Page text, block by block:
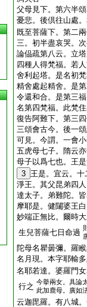
父母見下。第六半
憂悲。後倶往山處
既至菩薩下。第二
三。初半盡哀哭。
論偘疏第八云。立
四種人得梵福。若
舍利起塔。是名初
精舍處起精舍。是
令還和合。是第三
名第四梵福。此梵
復告阿難下。第三
三頌會古今。後一
可見。今謂。一會
五虎母七子。隋云
母子以爲七也。王
3 王是。宜云。
淨王。其父昆弟四
達太子。弟難陀。
摩耶是。健闥婆王
妙端正無比。爾時
生兒菩薩七日命過
陀母名瞿曇彌。羅
名月現。本字耶輸
名耶若達。婆羅門
行之 今擧兩女。具論
此加鹿母。廣如
云迦毘羅。有八城